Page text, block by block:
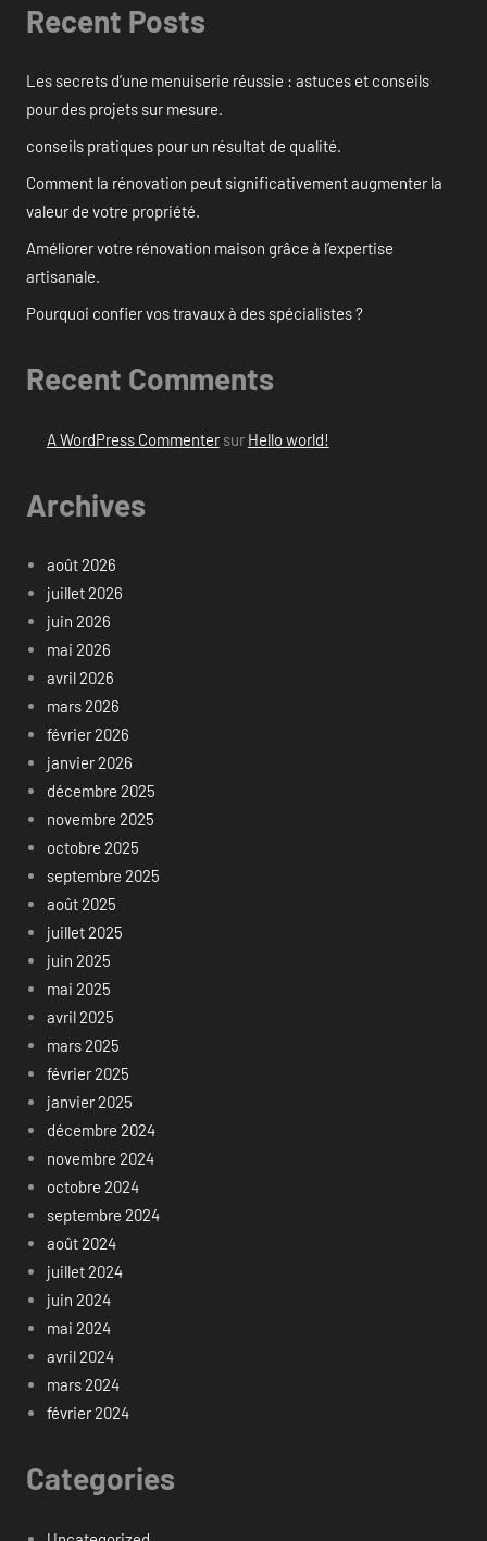
Recent Posts
Les secrets d’une menuiserie réussie : astuces et conseils
pour des projets sur mesure.
conseils pratiques pour un résultat de qualité.
Comment la rénovation peut significativement augmenter la
valeur de votre propriété.
Améliorer votre rénovation maison grâce à l’expertise
artisanale.
Pourquoi confier vos travaux à des spécialistes ?
Recent Comments
A WordPress Commentersur Hello world!
Archives
août 2026
juillet 2026
juin 2026
mai 2026
avril 2026
mars 2026
février 2026
janvier 2026
décembre 2025
novembre 2025
octobre 2025
septembre 2025
août 2025
juillet 2025
juin 2025
mai 2025
avril 2025
mars 2025
février 2025
janvier 2025
décembre 2024
novembre 2024
octobre 2024
septembre 2024
août 2024
juillet 2024
juin 2024
mai 2024
avril 2024
mars 2024
février 2024
Categories